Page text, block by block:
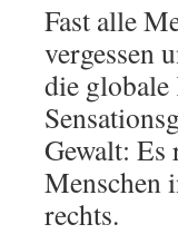
Fast alle
vergessen
die globale
Gewalt:
Menschen
rechts.